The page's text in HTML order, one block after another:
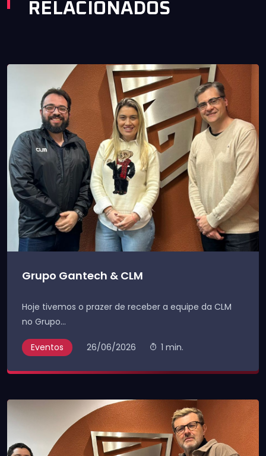
RELACIONADOS
Grupo Gantech & CLM
Hoje tivemos o prazer de receber a equipe da CLM
no Grupo...
Eventos 26/06/2026 1 min.